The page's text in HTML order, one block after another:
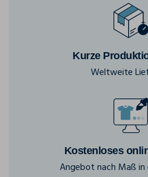
Kurze
Weltweite
Kostenloses
Angebot nach Maß in